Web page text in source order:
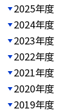
2025年度
2024年度
2023年度
2022年度
2021年度
2020年度
2019年度